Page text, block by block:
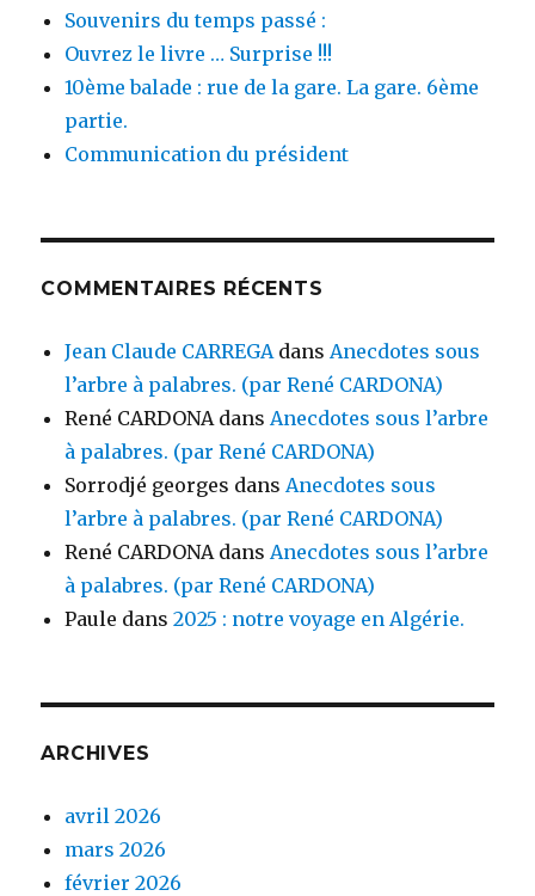
Souvenirs du temps passé :
Ouvrez le livre … Surprise !!!
10ème balade : rue de la gare. La gare. 6ème
partie.
Communication du président
COMMENTAIRES RÉCENTS
Jean Claude CARREGA dans Anecdotes sous
l’arbre à palabres. (par René CARDONA)
René CARDONA dans Anecdotes sous l’arbre
à palabres. (par René CARDONA)
Sorrodjé georges dans Anecdotes sous
l’arbre à palabres. (par René CARDONA)
René CARDONA dans Anecdotes sous l’arbre
à palabres. (par René CARDONA)
Paule dans2025 : notre voyage en Algérie.
ARCHIVES
avril 2026
mars 2026
février 2026